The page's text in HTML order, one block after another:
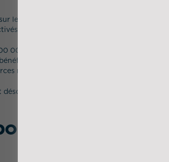
le renouvellement des flottes. Optimiser le
000 kilomètres minimum. Grâce à une analyse
d’un rétrofit, permettant de prolonger
naturelles.
d’augmenter significativement leur
et plus